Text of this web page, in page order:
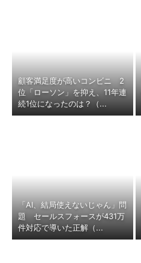
顧客満足度が高いコンビニ 2
位「ローソン」を抑え、11年連
続1位になったのは？（...
「AI、結局使えないじゃん」問
題 セールスフォースが431万
件対応で導いた正解（...